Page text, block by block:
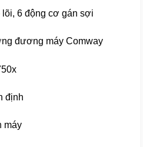
6 động cơ gán sợi
đương máy Comway
định
máy